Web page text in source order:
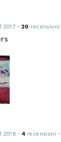
2017 · 20 recensioni
2018 · 4 recensioni ·